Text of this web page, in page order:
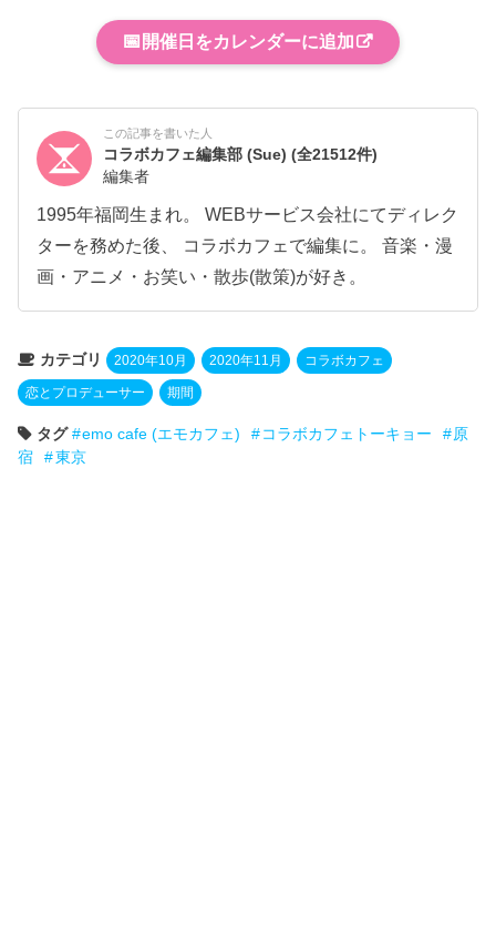
📅 開催日をカレンダーに追加
この記事を書いた人
コラボカフェ編集部 (Sue)(全21512件)
編集者
1995年福岡生まれ。 WEBサービス会社にてディレク
ターを務めた後、 コラボカフェで編集に。 音楽・漫
画・アニメ・お笑い・散歩(散策)が好き。
カテゴリ 2020年10月 2020年11月 コラボカフェ
恋とプロデューサー 期間
タグ emo cafe (エモカフェ) コラボカフェトーキョー
原
宿
東京